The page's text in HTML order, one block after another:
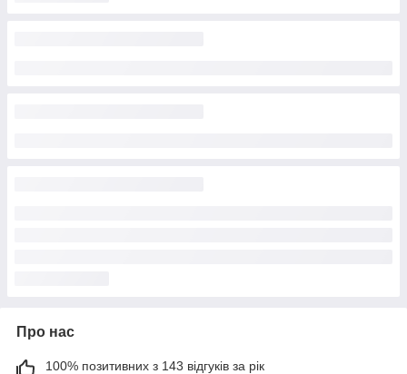
Про нас
100% позитивних з 143 відгуків за рік